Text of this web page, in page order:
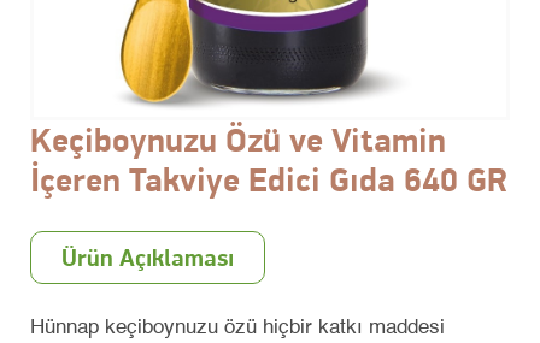
Keçiboynuzu Özü ve Vitamin
İçeren Takviye Edici Gıda 640 GR
Ürün Açıklaması
Hünnap keçiboynuzu özü hiçbir katkı maddesi